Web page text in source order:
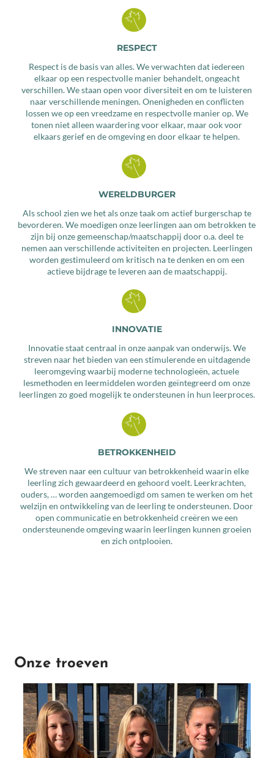
RESPECT
Respect is de basis van alles. We verwachten dat iedereen
elkaar op een respectvolle manier behandelt, ongeacht
verschillen. We staan open voor diversiteit en om te luisteren
naar verschillende meningen. Onenigheden en conflicten
lossen we op een vreedzame en respectvolle manier op. We
tonen niet alleen waardering voor elkaar, maar ook voor
elkaars gerief en de omgeving en door elkaar te helpen.
WERELDBURGER
Als school zien we het als onze taak om actief burgerschap te
bevorderen. We moedigen onze leerlingen aan om betrokken te
zijn bij onze gemeenschap/maatschappij door o.a. deel te
nemen aan verschillende activiteiten en projecten. Leerlingen
worden gestimuleerd om kritisch na te denken en om een
actieve bijdrage te leveren aan de maatschappij.
INNOVATIE
Innovatie staat centraal in onze aanpak van onderwijs. We
streven naar het bieden van een stimulerende en uitdagende
leeromgeving waarbij moderne technologieën, actuele
lesmethoden en leermiddelen worden geïntegreerd om onze
leerlingen zo goed mogelijk te ondersteunen in hun leerproces.
BETROKKENHEID
We streven naar een cultuur van betrokkenheid waarin elke
leerling zich gewaardeerd en gehoord voelt. Leerkrachten,
ouders, … worden aangemoedigd om samen te werken om het
welzijn en ontwikkeling van de leerling te ondersteunen. Door
open communicatie en betrokkenheid creëren we een
ondersteunende omgeving waarin leerlingen kunnen groeien
en zich ontplooien.
Onze troeven